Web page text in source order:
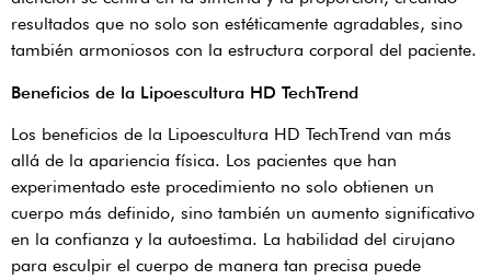
resultados que no solo son estéticamente agradables, sino
también armoniosos con la estructura corporal del paciente.
Beneficios de la Lipoescultura HD TechTrend
Los beneficios de la Lipoescultura HD TechTrend van más
allá de la apariencia física. Los pacientes que han
experimentado este procedimiento no solo obtienen un
cuerpo más definido, sino también un aumento significativo
en la confianza y la autoestima. La habilidad del cirujano
para esculpir el cuerpo de manera tan precisa puede